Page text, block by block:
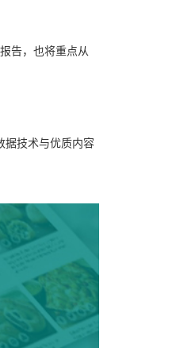
告，也将重点从
据技术与优质内容